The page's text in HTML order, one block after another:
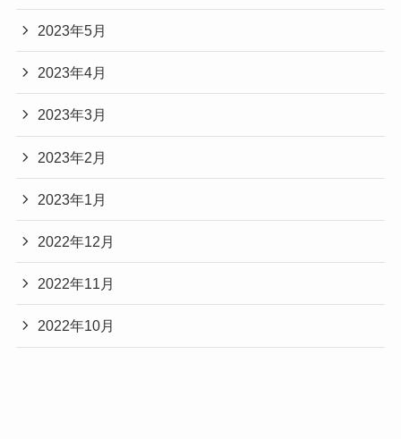
2023年5月
2023年4月
2023年3月
2023年2月
2023年1月
2022年12月
2022年11月
2022年10月